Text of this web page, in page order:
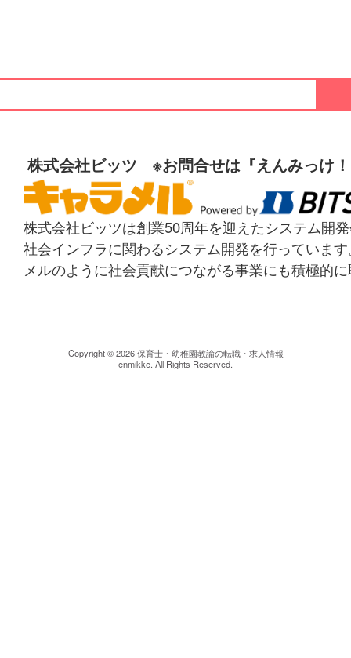
株式会社ビッツ ※お問合せは『えんみっけ
株式会社ビッツは創業50周年を迎えたシステム開
社会インフラに関わるシステム開発を行っていま
メルのように社会貢献につながる事業にも積極的
Copyright © 2026保育士・幼稚園教諭の転職・求人情報
enmikke. All Rights Reserved.